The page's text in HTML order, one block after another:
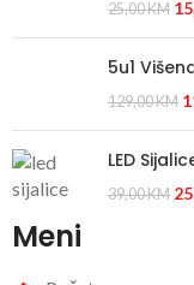
25,00KM
5u1
129,00KM
LED
39,00KM
Meni